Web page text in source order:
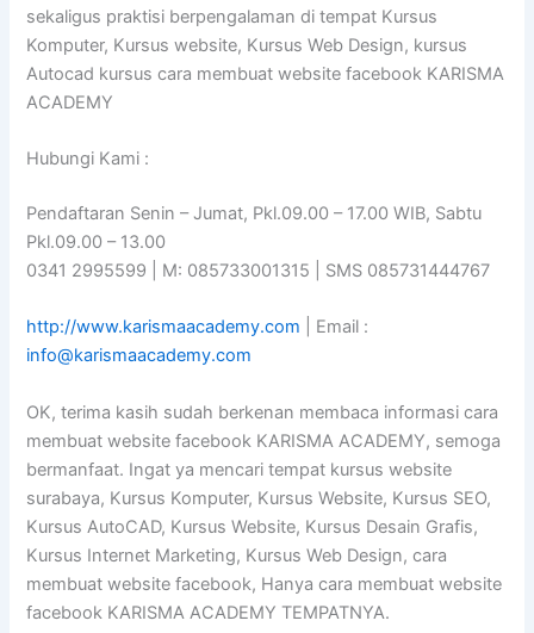
sekaligus praktisi berpengalaman di tempat Kursus
Komputer, Kursus website, Kursus Web Design, kursus
Autocad kursus cara membuat website facebook KARISMA
ACADEMY
Hubungi Kami :
Pendaftaran Senin – Jumat, Pkl.09.00 – 17.00 WIB, Sabtu
Pkl.09.00 – 13.00
0341 2995599 | M: 085733001315 | SMS 085731444767
http://www.karismaacademy.com | Email :
info@karismaacademy.com
OK, terima kasih sudah berkenan membaca informasi cara
membuat website facebook KARISMA ACADEMY, semoga
bermanfaat. Ingat ya mencari tempat kursus website
surabaya, Kursus Komputer, Kursus Website, Kursus SEO,
Kursus AutoCAD, Kursus Website, Kursus Desain Grafis,
Kursus Internet Marketing, Kursus Web Design, cara
membuat website facebook, Hanya cara membuat website
facebook KARISMA ACADEMY TEMPATNYA.